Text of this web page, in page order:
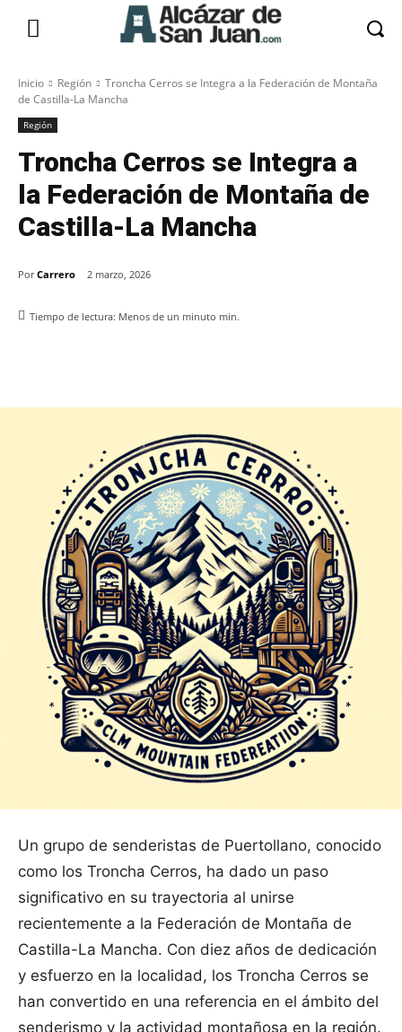
Inicio Región
Troncha Cerros se Integra a la Federación de Montaña
de Castilla-La Mancha
Región
Troncha Cerros se Integra a
la Federación de Montaña de
Castilla-La Mancha
Por Carrero 2 marzo, 2026
Tiempo de lectura: Menos de un minuto min.
Un grupo de senderistas de Puertollano, conocido
como los Troncha Cerros, ha dado un paso
significativo en su trayectoria al unirse
recientemente a la Federación de Montaña de
Castilla-La Mancha. Con diez años de dedicación
y esfuerzo en la localidad, los Troncha Cerros se
han convertido en una referencia en el ámbito del
senderismo y la actividad montañosa en la región.